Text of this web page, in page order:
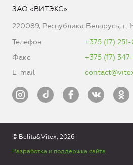
ЗАО «ВИТЭКС»
220089, Республика Беларусь,
Телефон
+375 (17) 251-
Факс
+375 (17)
E-mail
© Belita&Vitex, 2026
Разработка и поддержка сайта